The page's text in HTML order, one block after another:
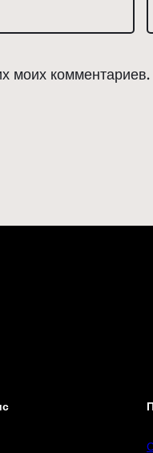
моих комментариев.